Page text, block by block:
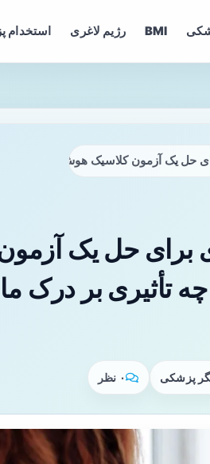
BMI رژیم لاغری استخدام
حل یک آزمون کلاسیک هوش ابداع
برای حل یک
تأثیری بر درک ما
پزشکی ۰ نظر